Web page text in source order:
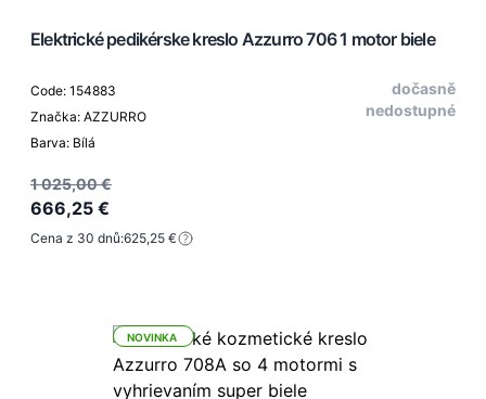
Elektrické pedikérske kreslo Azzurro 706 1 motor biele
Code: 154883
Značka: AZZURRO
Barva: Bílá
dočasně
nedostupné
1 025,00 €
666,25 €
Cena z 30 dnů:625,25 €
NOVINKA